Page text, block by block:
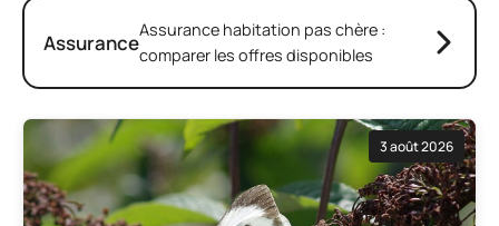
AssuranceAssurance habitation pas chère :
comparer les offres disponibles
3 août 2026